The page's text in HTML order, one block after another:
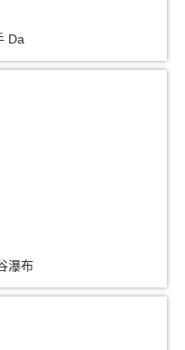
Da
瀑布